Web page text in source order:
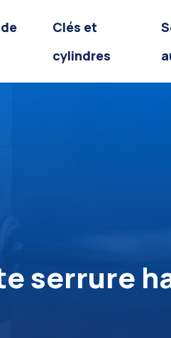
Clés et
cylindres
serrure